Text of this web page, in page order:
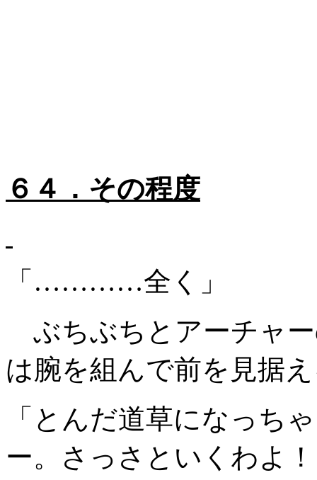
６４．その程度
「…………全く」
ぶちぶちとアーチャ
は腕を組んで前を見据
「とんだ道草になっち
ー。さっさといくわよ